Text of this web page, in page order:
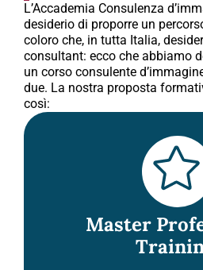
L’Accademia Consulenza
desiderio di proporre un
coloro che, in tutta Italia,
consultant: ecco che abbiamo
un corso consulente
due. La nostra proposta
così:
Master